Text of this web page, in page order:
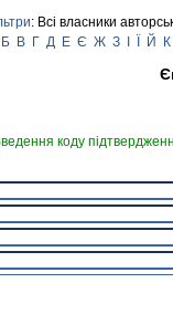
: Всі власники
Б В Г Д Е Є Ж З Й К
коду